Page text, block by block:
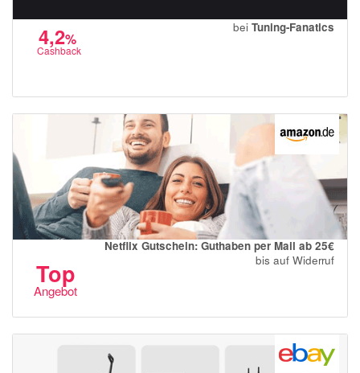
4,2%
Cashback
bei Tuning-Fanatics
Top
Angebot
Netflix Gutschein: Guthaben per Mail ab 25€
bis auf Widerruf